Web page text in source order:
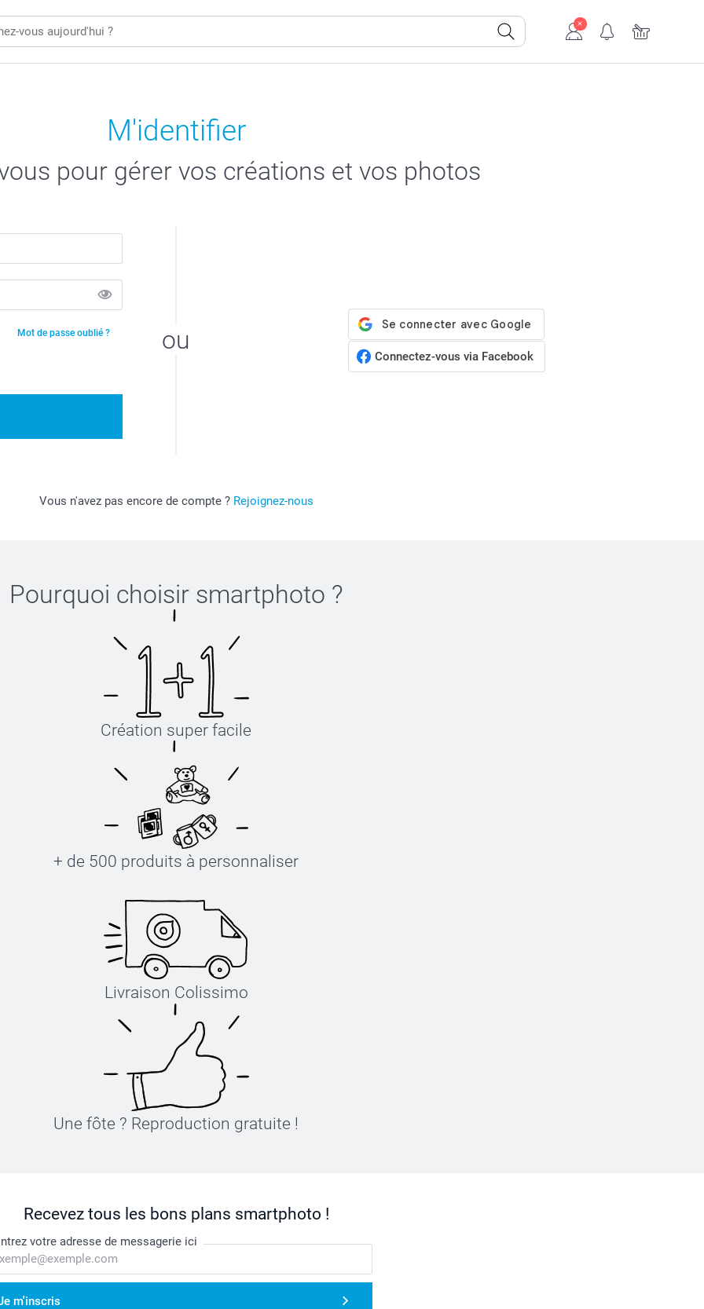
M'identifier
pour gérer vos créations et vos photos
Mot de passe oublié ? ou
Connectez-vous via Facebook
Vous n'avez pas encore de compte ? Rejoignez-nous
Pourquoi choisir smartphoto ?
Création super facile
+ de 500 produits à personnaliser
Livraison Colissimo
Une fôte ? Reproduction gratuite !
Recevez tous les bons plans smartphoto !
votre adresse de messagerie ici
m'inscris